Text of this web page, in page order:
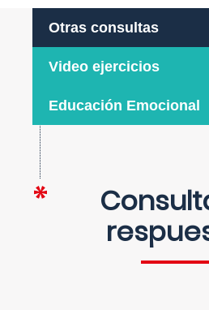
Otras consultas
Video ejercicios
Educación Emocional